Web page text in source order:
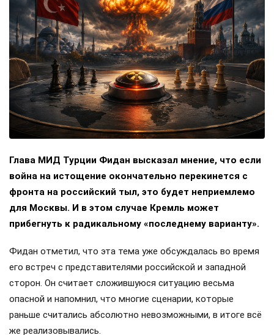
Глава МИД Турции Фидан высказал мнение, что если
война на истощение окончательно перекинется с
фронта на российский тыл, это будет неприемлемо
для Москвы. И в этом случае Кремль может
прибегнуть к радикальному «последнему варианту».
Фидан отметил, что эта тема уже обсуждалась во время
его встреч с представителями российской и западной
сторон. Он считает сложившуюся ситуацию весьма
опасной и напомнил, что многие сценарии, которые
раньше считались абсолютно невозможными, в итоге всё
же реализовывались.